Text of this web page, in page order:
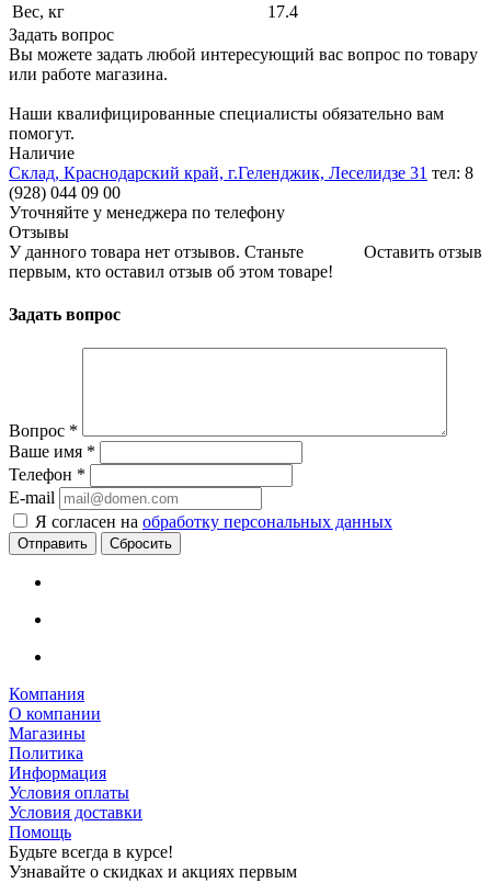
Вес, кг
17.4
Задать вопрос
Вы можете задать любой интересующий вас вопрос по товару
или работе магазина.
Наши квалифицированные специалисты обязательно вам
помогут.
Наличие
Склад, Краснодарский край, г.Геленджик, Леселидзе 31 тел: 8
(928) 044 09 00
Уточняйте у менеджера по телефону
Отзывы
Оставить отзыв
У данного товара нет отзывов. Станьте
первым, кто оставил отзыв об этом товаре!
Задать вопрос
Вопрос *
Ваше имя *
Телефон *
E-mail
Я согласен на обработку персональных данных
Сбросить
Компания
О компании
Магазины
Политика
Информация
Условия оплаты
Условия доставки
Помощь
Будьте всегда в курсе!
Узнавайте о скидках и акциях первым